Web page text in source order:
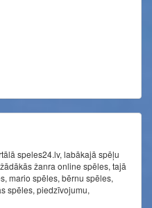
speles24.lv, labākajā spēļu
žanra online spēles, tajā
mario spēles, bērnu spēles,
spēles, piedzīvojumu,